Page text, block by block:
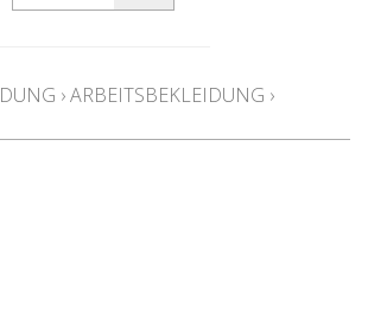
›ARBEITSBEKLEIDUNG ›